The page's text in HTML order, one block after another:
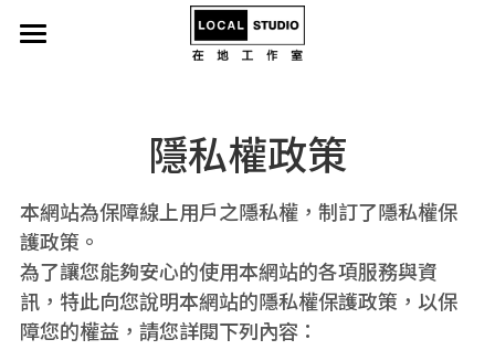
創業諮詢
LINE@製作服務
更多資訊
隱私權政策
本網站為保障線上用戶之隱私權，制訂了隱私權保
護政策。
為了讓您能夠安心的使用本網站的各項服務與資
訊，特此向您說明本網站的隱私權保護政策，以保
障您的權益，請您詳閱下列內容：